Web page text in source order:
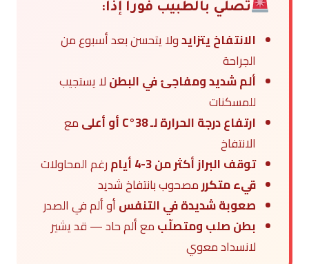
تصلّي بالطبيب فوراً إذا:
الانتفاخ يتزايدولا يتحسن بعد أسبوع من
الجراحة
ألم شديد ومفاجئ في البطنلا يستجيب
للمسكنات
ارتفاع درجة الحرارة لـ 38°C أو أعلى
مع
الانتفاخ
توقف البراز أكثر من 3-4 أيام
رغم المحاولات
قيء متكررمصحوب بانتفاخ شديد
صعوبة شديدة في التنفسأو ألم في الصدر
بطن صلب ومتصلّبمع ألم حاد — قد يشير
لانسداد معوي